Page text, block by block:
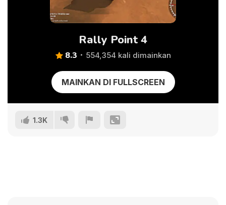
Rally Point 4
8.3 554,354 kali dimainkan
MAINKAN DI FULLSCREEN
1.3K